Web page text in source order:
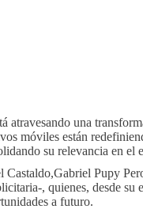
atravesando una
móviles están
su relevancia en el
Pupy
, quienes, desde
a futuro.